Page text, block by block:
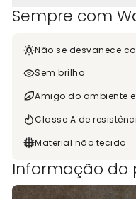
Sempre com
Não se desvanece
Sem brilho
Amigo do ambiente e
Classe A de
Material não tecido
Informação do